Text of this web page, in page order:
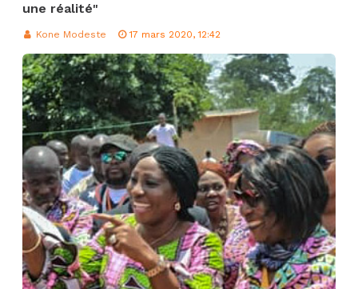
une réalité"
Kone Modeste 17 mars 2020, 12:42